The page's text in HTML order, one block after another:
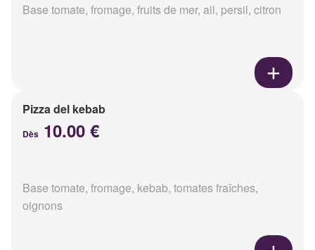
Base tomate, fromage, fruits de mer, ail, persil, citron
Pizza del kebab
Dès 10.00 €
Base tomate, fromage, kebab, tomates fraîches,
oignons